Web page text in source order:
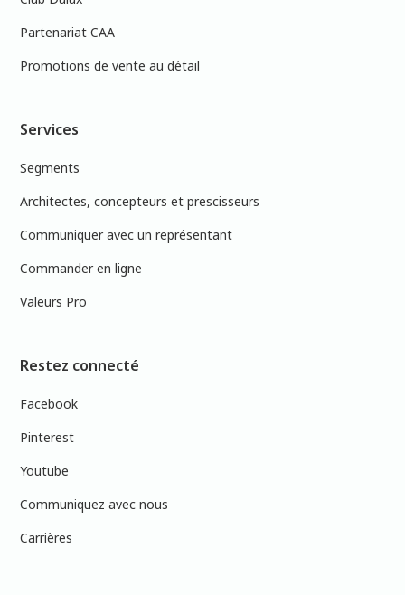
Partenariat CAA
Promotions de vente au détail
Services
Segments
Architectes, concepteurs et prescisseurs
Communiquer avec un représentant
Commander en ligne
Valeurs Pro
Restez connecté
Facebook
Pinterest
Youtube
Communiquez avec nous
Carrières